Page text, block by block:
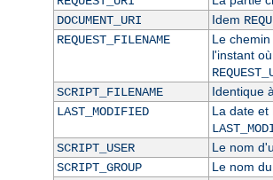
DOCUMENT_URI
Idem
REQUEST_FILENAME
Le
l'instant où
SCRIPT_FILENAME
Identique à
LAST_MODIFIED
La date et
SCRIPT_USER
Le nom
SCRIPT_GROUP
Le nom